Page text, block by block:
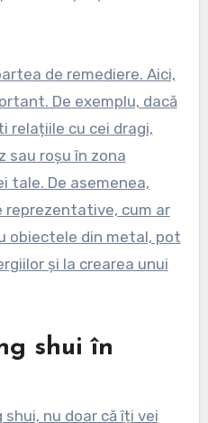
de remediere. Aici,
De exemplu, dacă
relațiile cu cei dragi,
sau roșu în zona
tale. De asemenea,
reprezentative, cum ar
obiectele din metal, pot
și la crearea unui
shui în
nu doar că îți vei